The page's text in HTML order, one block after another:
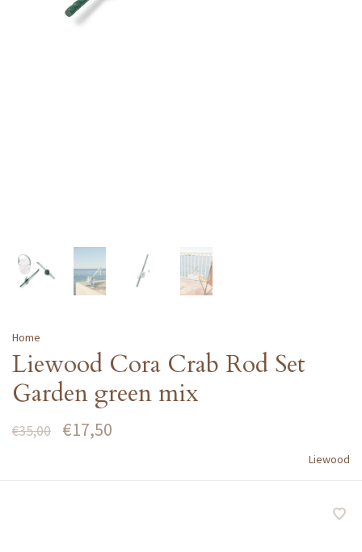
Home
Liewood Cora Crab Rod Set
Garden green mix
€35,00 €17,50
Liewood